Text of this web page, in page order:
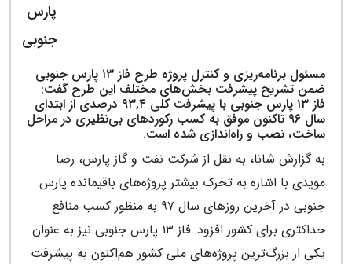
پارس
جنوبی
مسئول برنامه‌ریزی و کنترل پروژه طرح فاز ۱۳ پارس جنوبی
ضمن تشریح پیشرفت بخش‌های مختلف این طرح گفت:
فاز ۱۳ پارس جنوبی با پیشرفت کلی ۹۳,۴ درصدی از ابتدای
سال ۹۶ تاکنون موفق به کسب رکوردهای بی‌نظیری در مراحل
ساخت، نصب و راه‌اندازی شده است.
به گزارش شانا، به نقل از شرکت نفت و گاز پارس، رضا
مویدی با اشاره به تحرک بیشتر پروژه‌های باقیمانده پارس
جنوبی در آخرین روزهای سال ۹۷ به منظور کسب منافع
حداکثری برای کشور افزود: فاز ۱۳ پارس جنوبی نیز به عنوان
یکی از بزرگ‌ترین پروژه‌های ملی کشور هم‌اکنون به پیشرفت